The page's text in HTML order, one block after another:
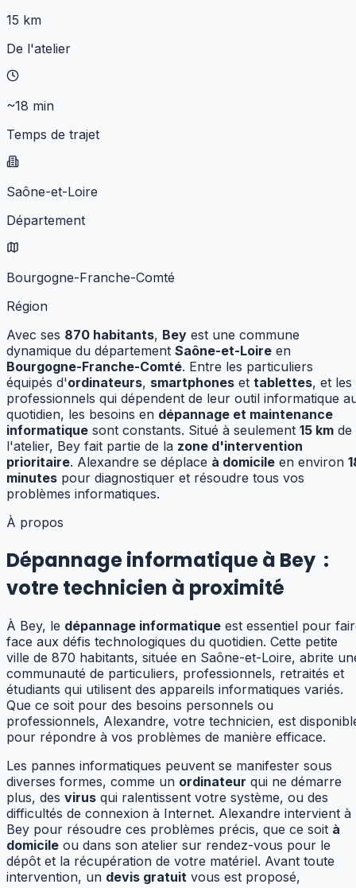
15 km
De l'atelier
~18 min
Temps de trajet
Saône-et-Loire
Département
Bourgogne-Franche-Comté
Région
Avec ses 870 habitants, Bey est une commune
dynamique du département Saône-et-Loire en
Bourgogne-Franche-Comté. Entre les particuliers
équipés d'ordinateurs, smartphones et tablettes, et les
professionnels qui dépendent de leur outil informatique
quotidien, les besoins en dépannage et maintenance
informatique sont constants. Situé à seulement 15 km de
l'atelier, Bey fait partie de la zone d'intervention
prioritaire. Alexandre se déplace à domicile en environ
minutes pour diagnostiquer et résoudre tous vos
problèmes informatiques.
À propos
Dépannage informatique à Bey :
votre technicien à proximité
À Bey, le dépannage informatique est essentiel pour
face aux défis technologiques du quotidien. Cette petite
ville de 870 habitants, située en Saône-et-Loire, abrite
communauté de particuliers, professionnels, retraités et
étudiants qui utilisent des appareils informatiques variés.
Que ce soit pour des besoins personnels ou
professionnels, Alexandre, votre technicien, est
pour répondre à vos problèmes de manière efficace.
Les pannes informatiques peuvent se manifester sous
diverses formes, comme un ordinateur qui ne démarre
plus, des virus qui ralentissent votre système, ou des
difficultés de connexion à Internet. Alexandre intervient à
Bey pour résoudre ces problèmes précis, que ce soit à
domicile ou dans son atelier sur rendez-vous pour le
dépôt et la récupération de votre matériel. Avant toute
intervention, un devis gratuit vous est proposé,